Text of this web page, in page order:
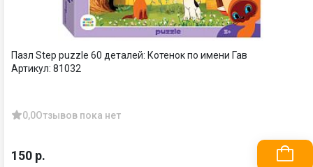
Пазл Step puzzle 60 деталей: Котенок по имени Гав
Артикул: 81032
0,0Отзывов пока нет
150 р.